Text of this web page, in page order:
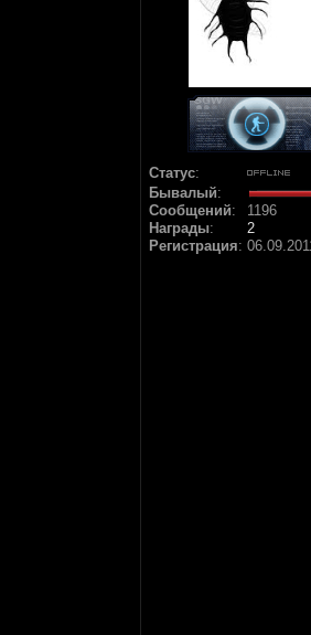
Статус:
Бывалый:
Сообщений:
1196
Награды:
2
Регистрация: